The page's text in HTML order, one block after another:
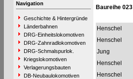
Navigation
Geschichte & Hintergründe
Länderbahnen
DRG-Einheitslokomotiven
DRG-Zahnradlokomotiven
DRG-Schmalspurlok.
Kriegslokomotiven
Verlagerungsbauten
DB-Neubaulokomotiven
Baureihe 023
Henschel
Henschel
Jung
Henschel
Henschel